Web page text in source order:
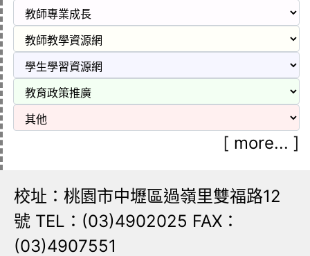
[ more... ]
校址：桃園市中壢區過嶺里雙福路12
號 TEL：(03)4902025 FAX：
(03)4907551